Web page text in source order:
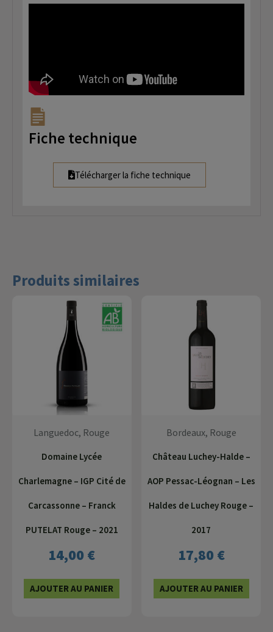
Fiche technique
Télécharger la fiche technique
Produits similaires
Languedoc, Rouge
Domaine Lycée
Charlemagne – IGP Cité de
Carcassonne – Franck
PUTELAT Rouge – 2021
14,00 €
AJOUTER AU PANIER
Bordeaux, Rouge
Château Luchey-Halde –
AOP Pessac-Léognan – Les
Haldes de Luchey Rouge –
2017
17,80 €
AJOUTER AU PANIER